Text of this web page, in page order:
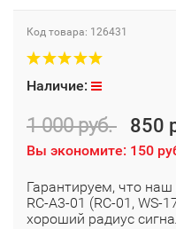
Код товара: 126431
Наличие:
1 000 руб. 850
Вы экономите: 150
Гарантируем, что наш
RC-A3-01 (RC-01, WS-
хороший радиус